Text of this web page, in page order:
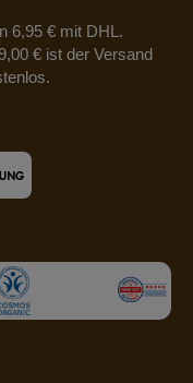
6,95 € mit DHL.
€ ist der Versand